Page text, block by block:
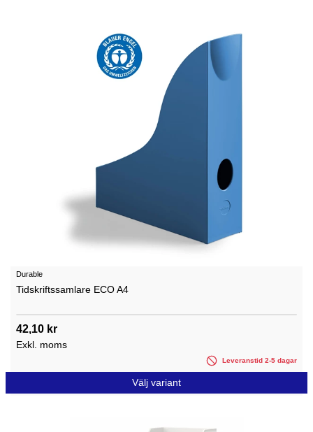
Durable
Tidskriftssamlare ECO A4
42,10 kr
Exkl. moms
Leveranstid 2-5 dagar
Välj variant